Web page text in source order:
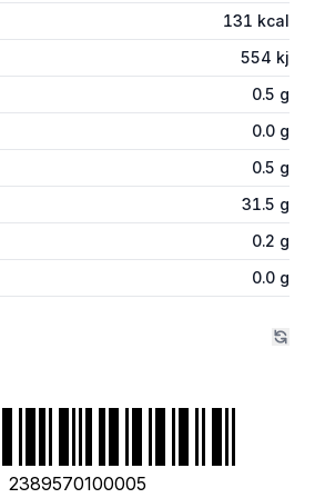
131 kcal
554 kj
0.5 g
0.0 g
0.5 g
31.5 g
0.2 g
0.0 g
2389570100005